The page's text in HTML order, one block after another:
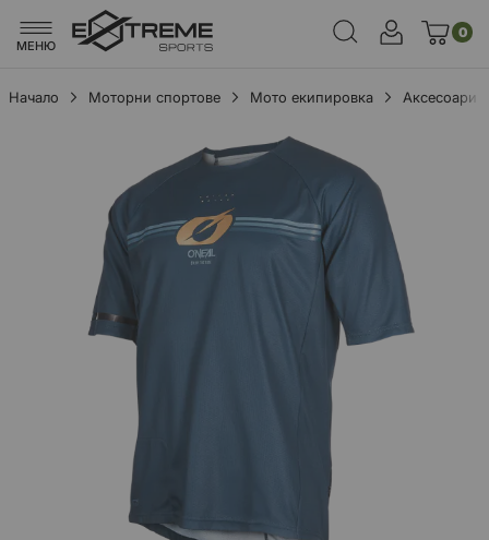
МЕНЮ
0
Начало Моторни спортове Мото екипировка
Аксесоари
изображенията